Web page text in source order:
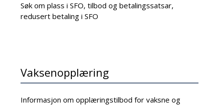
Søk om plass i SFO, tilbod og betalingssatsar,
redusert betaling i SFO
Vaksenopplæring
Informasjon om opplæringstilbod for vaksne og